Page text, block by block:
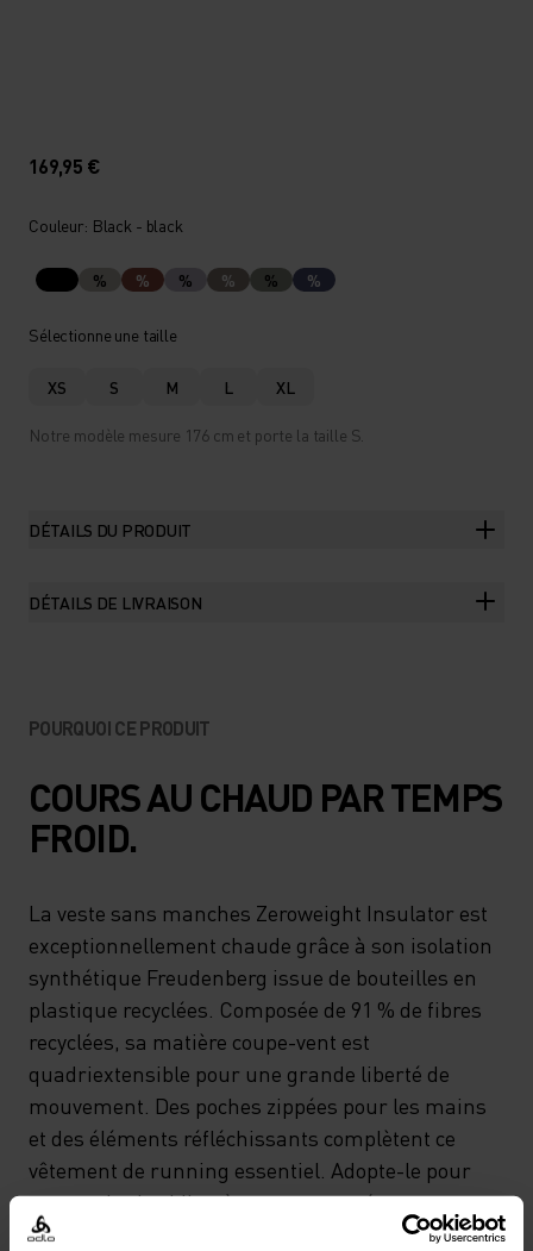
169,95 €
Couleur: Black - black
% % % % % %
Sélectionne une taille
XS S M L XL
Notre modèle mesure 176 cm et porte la taille S.
DÉTAILS DU PRODUIT
DÉTAILS DE LIVRAISON
POURQUOI CE PRODUIT
COURS AU CHAUD PAR TEMPS
FROID.
La veste sans manches Zeroweight Insulator est
exceptionnellement chaude grâce à son isolation
synthétique Freudenberg issue de bouteilles en
plastique recyclées. Composée de 91 % de fibres
recyclées, sa matière coupe-vent est
quadriextensible pour une grande liberté de
mouvement. Des poches zippées pour les mains
et des éléments réfléchissants complètent ce
vêtement de running essentiel. Adopte-le pour
accumuler les kilomètres par températures
négatives.Chaleur et respirabilité optimales par